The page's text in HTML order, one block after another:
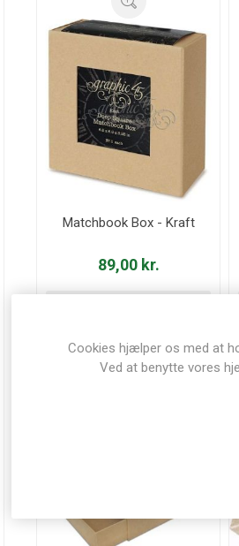
Matchbook Box - Kraft
89,00 kr.
Cookies hjælper os med at
Ved at benytte vores